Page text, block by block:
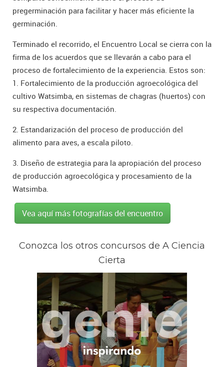
pregerminación para facilitar y hacer más eficiente la
germinación.
Terminado el recorrido, el Encuentro Local se cierra con la
firma de los acuerdos que se llevarán a cabo para el
proceso de fortalecimiento de la experiencia. Estos son:
1. Fortalecimiento de la producción agroecológica del
cultivo Watsimba, en sistemas de chagras (huertos) con
su respectiva documentación.
2. Estandarización del proceso de producción del
alimento para aves, a escala piloto.
3. Diseño de estrategia para la apropiación del proceso
de producción agroecológica y procesamiento de la
Watsimba.
Vea aquí más fotografías del encuentro
Conozca los otros concursos de A Ciencia
Cierta